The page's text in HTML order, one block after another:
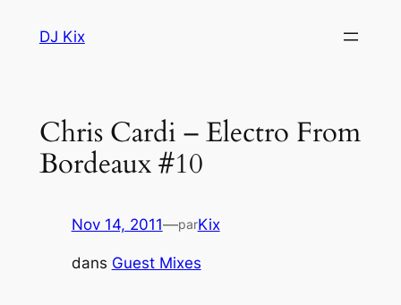
DJ Kix
Chris Cardi – Electro From
Bordeaux #10
Nov 14, 2011—parKix
dans Guest Mixes